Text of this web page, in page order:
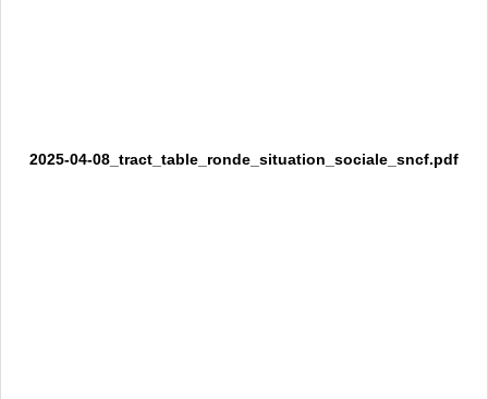
2025-04-08_tract_table_ronde_situation_sociale_sncf.pdf